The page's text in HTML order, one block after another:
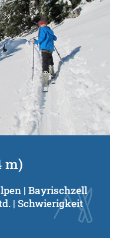
m)
| Bayrischzell
| Schwierigkeit